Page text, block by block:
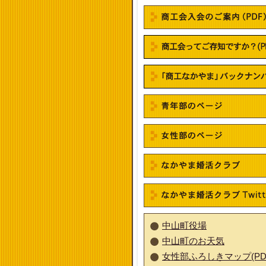
中山町役場
中山町のお天気
女性部ふろしきマップ